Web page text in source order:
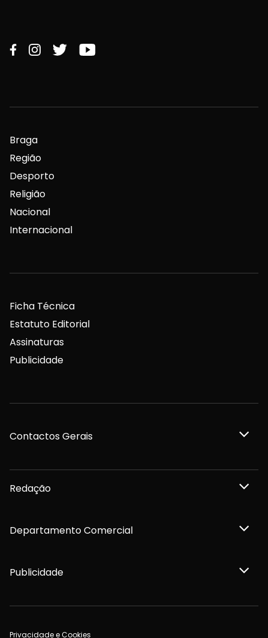
Braga
Região
Desporto
Religião
Nacional
Internacional
Ficha Técnica
Estatuto Editorial
Assinaturas
Publicidade
Contactos Gerais
Redação
Departamento Comercial
Publicidade
Privacidade e Cookies